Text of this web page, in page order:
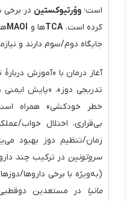
است؛ ووُرتیوکستین در
کرده است.TCAها و MAOI
جایگاه دوم/سوم دارند و
آغاز درمان با «آموزش
خطر خودکشی» همراه
بی‌قراری، اختلال خواب/
زمان/تنظیم دوز بهبود
سروتونین
(به‌ویژه با برخی داروها/
مانیا در مستعدین